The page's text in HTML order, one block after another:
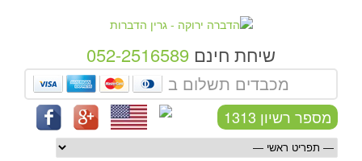
שיחת חינם 052-2516589
מכבדים תשלום ב
מספר רשיון 1313